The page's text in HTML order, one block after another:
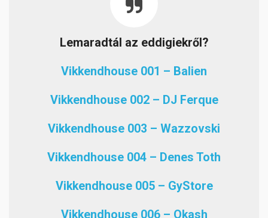
Lemaradtál az eddigiekről?
Vikkendhouse 001 – Balien
Vikkendhouse 002 – DJ Ferque
Vikkendhouse 003 – Wazzovski
Vikkendhouse 004 – Denes Toth
Vikkendhouse 005 – GyStore
Vikkendhouse 006 – Okash